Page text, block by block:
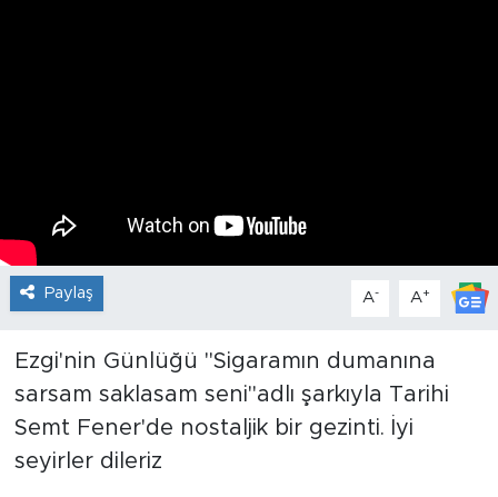
Paylaş A- A+
Ezgi'nin Günlüğü "Sigaramın dumanına
sarsam saklasam seni"adlı şarkıyla Tarihi
Semt Fener'de nostaljik bir gezinti. İyi
seyirler dileriz
Dünya
Spor
Kuluncak
Yeşilyurt